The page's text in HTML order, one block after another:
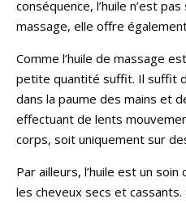
conséquence, l’huile n’est
massage, elle offre
Comme l’huile de massage
petite quantité suffit. Il suffit
dans la paume des mains et
effectuant de lents
corps, soit uniquement sur
Par ailleurs, l’huile est un
les cheveux secs et